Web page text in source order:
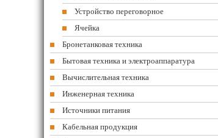
Устройство переговорное
Ячейка
Бронетанковая техника
Бытовая техника и электроаппаратура
Вычислительная техника
Инженерная техника
Источники питания
Кабельная продукция